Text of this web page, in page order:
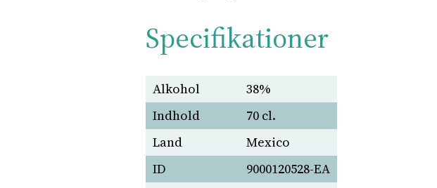
Specifikationer
Alkohol
38%
Indhold
70 cl.
Land
Mexico
ID
9000120528-EA